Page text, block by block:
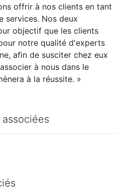
offrir à nos clients en tant
services. Nos deux
objectif que les clients
notre qualité d'experts
afin de susciter chez eux
à nous dans le
à la réussite. »